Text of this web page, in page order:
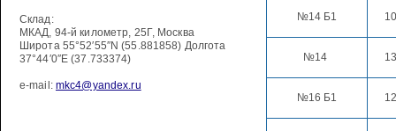
Склад:
МКАД, 94-й километр, 25Г, Москва
Широта 55°52′55″N (55.881858) Долгота
37°44′0″E (37.733374)
e-mail: mkc4@yandex.ru
№14 Б1
№14
№16 Б1